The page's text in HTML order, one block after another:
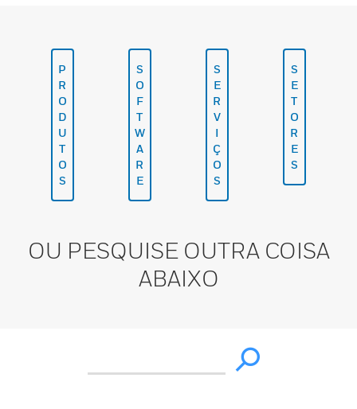
P
R
O
D
U
T
O
S
S
O
F
T
W
A
R
E
S
E
R
V
I
Ç
O
S
S
E
T
O
R
E
S
OU PESQUISE OUTRA COISA
ABAIXO